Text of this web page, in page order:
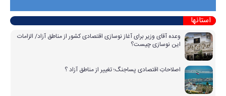
استانها
وعده آقای وزیر برای آغاز نوسازی اقتصادی کشور از مناطق آزاد/ الزامات
این نوسازی چیست؟
اصلاحاتِ اقتصادی پساجنگ؛ تغییر از مناطق آزاد ؟